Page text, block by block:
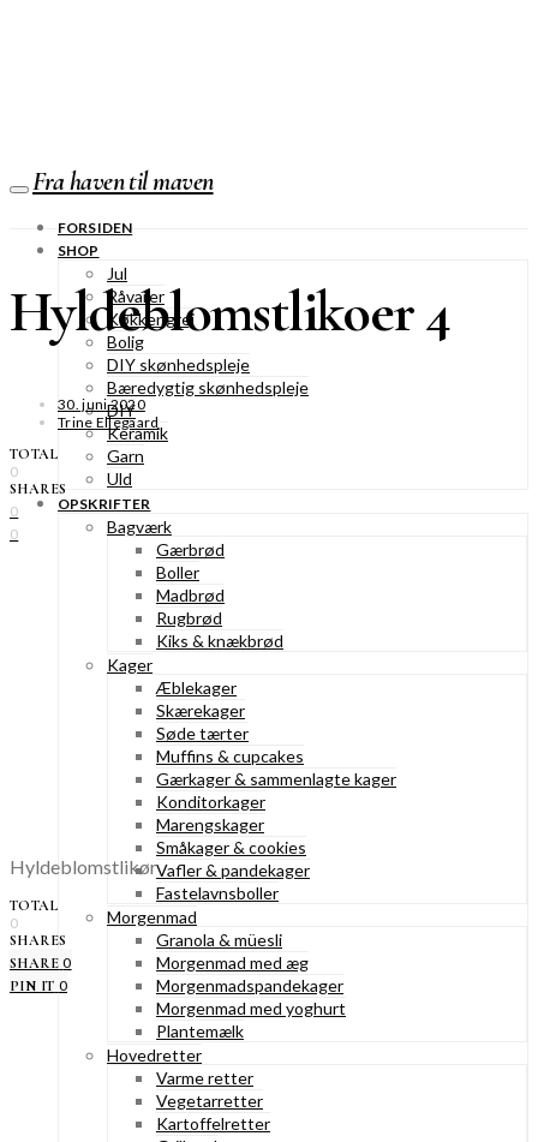
Fra haven til maven
FORSIDEN
SHOP
Jul
Råvarer
Køkkengrej
Bolig
DIY skønhedspleje
Bæredygtig skønhedspleje
DIY
Keramik
Garn
Uld
OPSKRIFTER
Bagværk
Gærbrød
Boller
Madbrød
Rugbrød
Kiks & knækbrød
Kager
Æblekager
Skærekager
Søde tærter
Muffins & cupcakes
Gærkager & sammenlagte kager
Konditorkager
Marengskager
Småkager & cookies
Vafler & pandekager
Fastelavnsboller
Morgenmad
Granola & müesli
Morgenmad med æg
Morgenmadspandekager
Morgenmad med yoghurt
Plantemælk
Hovedretter
Varme retter
Vegetarretter
Kartoffelretter
Hyldeblomstlikoer 4
30. juni 2020
Trine Ellegaard
TOTAL
0
SHARES
0
0
Hyldeblomstlikør
TOTAL
0
SHARES
SHARE 0
PIN IT 0